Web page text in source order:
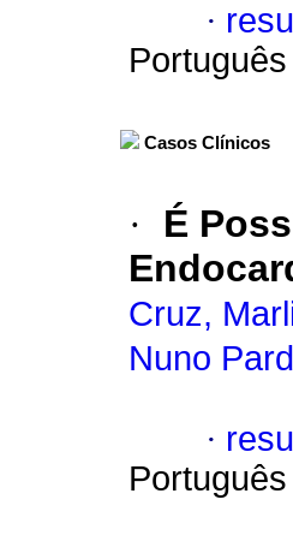
·
Casos Clínicos
·
É
Cruz,
Nuno
·